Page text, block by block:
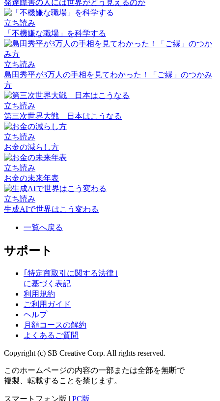
発達障害の人には世界がどう見えるのか
立ち読み
「不機嫌な職場」を科学する
立ち読み
島田秀平が3万人の手相を見てわかった！「ご縁」のつかみ
方
立ち読み
第三次世界大戦 日本はこうなる
立ち読み
お金の減らし方
立ち読み
お金の未来年表
立ち読み
生成AIで世界はこう変わる
一覧へ戻る
サポート
｢特定商取引に関する法律｣
に基づく表記
利用規約
ご利用ガイド
ヘルプ
月額コースの解約
よくあるご質問
Copyright (c) SB Creative Corp. All rights reserved.
このホームページの内容の一部または全部を無断で
複製、転載することを禁じます。
スマートフォン版 | PC版